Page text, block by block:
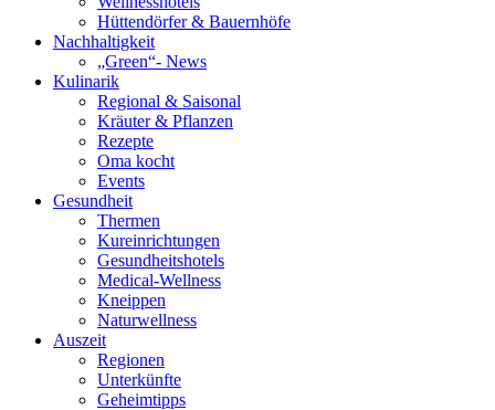
Hüttendörfer & Bauernhöfe
Nachhaltigkeit
„Green“- News
Kulinarik
Regional & Saisonal
Kräuter & Pflanzen
Rezepte
Oma kocht
Events
Gesundheit
Thermen
Kureinrichtungen
Gesundheitshotels
Medical-Wellness
Kneippen
Naturwellness
Auszeit
Regionen
Unterkünfte
Geheimtipps